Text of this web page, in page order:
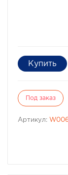
Под заказ
Артикул: